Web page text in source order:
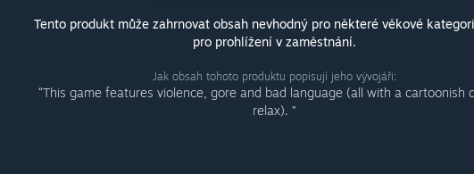
Tento produkt může zahrnovat obsah nevhodný pro některé věkové
pro prohlížení v zaměstnání.
Jak obsah tohoto produktu popisují jeho vývojáři:
“This game features violence, gore and bad language (all with a cartoonish
relax). ”